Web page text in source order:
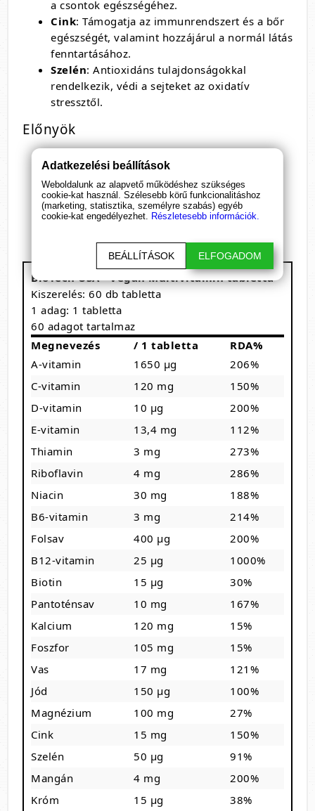
a csontok egészségéhez.
Cink: Támogatja az immunrendszert és a bőr
egészségét, valamint hozzájárul a normál látás
fenntartásához.
Szelén: Antioxidáns tulajdonságokkal
rendelkezik, védi a sejteket az oxidatív
stressztől.
Előnyök
Komplex vitamin- és ásványianyag-tartalom
Gluténmentes és könnyen lenyelhető
Támogatja az immunrendszert, az
energiatermelést és a csontok egészségét
BioTech USA - Vegan Multivitamin tabletta
Kiszerelés: 60 db tabletta
1 adag: 1 tabletta
60 adagot tartalmaz
Megnevezés
/ 1 tabletta
RDA%
A-vitamin
1650 µg
206%
C-vitamin
120 mg
150%
D-vitamin
10 µg
200%
E-vitamin
13,4 mg
112%
Thiamin
3 mg
273%
Riboflavin
4 mg
286%
Niacin
30 mg
188%
B6-vitamin
3 mg
214%
Folsav
400 µg
200%
B12-vitamin
25 µg
1000%
Biotin
15 µg
30%
Pantoténsav
10 mg
167%
Kalcium
120 mg
15%
Foszfor
105 mg
15%
Vas
17 mg
121%
Jód
150 µg
100%
Magnézium
100 mg
27%
Cink
15 mg
150%
Szelén
50 µg
91%
Mangán
4 mg
200%
Króm
15 µg
38%
Adatkezelési beállítások
Weboldalunk az alapvető működéshez szükséges
cookie-kat használ. Szélesebb körű funkcionalitáshoz
(marketing, statisztika, személyre szabás) egyéb
cookie-kat engedélyezhet. Részletesebb információk.
BEÁLLÍTÁSOK ELFOGADOM